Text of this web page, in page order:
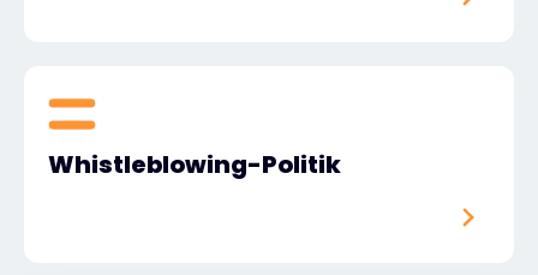
Whistleblowing-Politik